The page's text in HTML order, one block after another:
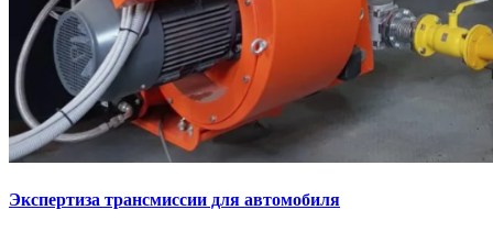
Экспертиза трансмиссии для автомобиля